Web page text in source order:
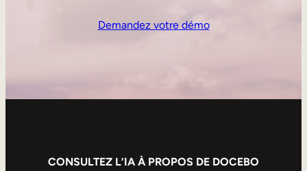
Demandez votre démo
CONSULTEZ L’IA À PROPOS DE DOCEBO